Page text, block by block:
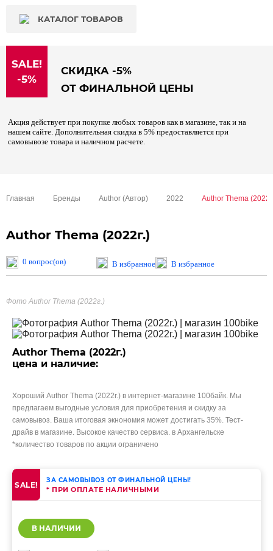
КАТАЛОГ ТОВАРОВ
SALE!
-5%
СКИДКА -5%
ОТ ФИНАЛЬНОЙ ЦЕНЫ
Акция действует при покупке любых товаров как в магазине, так и на
нашем сайте. Дополнительная скидка в 5% предоставляется при
самовывозе товара и наличном расчете.
Главная Бренды Author (Автор) 2022 Author Thema
Author Thema (2022г.)
0 вопрос(ов) В избранное В избранное
Фото Author Thema (2022г.)
Author Thema (2022г.)
цена и наличие:
Хороший Author Thema (2022г.) в интернет-магазине 100байк. Мы
предлагаем выгодные условия для приобретения и скидку за
самовывоз. Ваша итоговая экнономия может достигать 35%. Тест-
драйв в магазине. Высокое качество сервиса. в Архангельске
*количество товаров по акции ограничено
SALE! ЗА САМОВЫВОЗ ОТ ФИНАЛЬНОЙ ЦЕНЫ!
* ПРИ ОПЛАТЕ НАЛИЧНЫМИ
В НАЛИЧИИ